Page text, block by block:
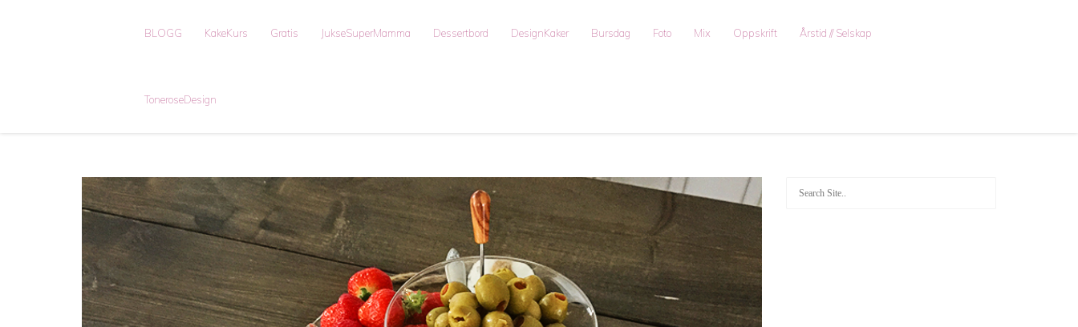
BLOGG KakeKurs Gratis JukseSuperMamma Dessertbord DesignKaker Bursdag Foto Mix Oppskrift Årstid // Selskap
ToneroseDesign